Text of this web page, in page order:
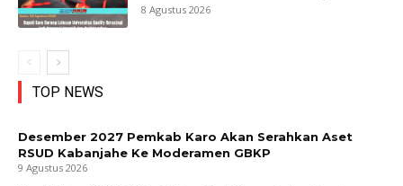
8 Agustus 2026
TOP NEWS
Desember 2027 Pemkab Karo Akan Serahkan Aset
RSUD Kabanjahe Ke Moderamen GBKP
9 Agustus 2026